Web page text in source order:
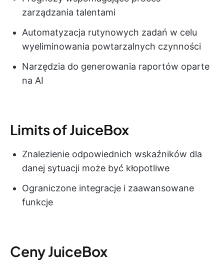
zarządzania talentami
Automatyzacja rutynowych zadań w celu
wyeliminowania powtarzalnych czynności
Narzędzia do generowania raportów oparte
na AI
Limits of JuiceBox
Znalezienie odpowiednich wskaźników dla
danej sytuacji może być kłopotliwe
Ograniczone integracje i zaawansowane
funkcje
Ceny JuiceBox